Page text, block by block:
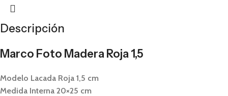
Descripción
Marco Foto Madera Roja 1,5
Modelo Lacada Roja 1,5 cm
Medida Interna 20×25 cm